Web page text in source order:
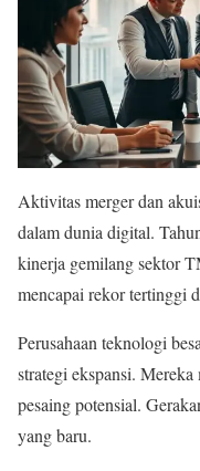
Aktivitas merger dan
dalam dunia digital.
kinerja gemilang sektor
mencapai rekor tertinggi
Perusahaan teknologi
strategi ekspansi.
pesaing potensial.
yang baru.